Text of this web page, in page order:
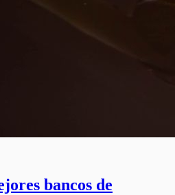
bancos de